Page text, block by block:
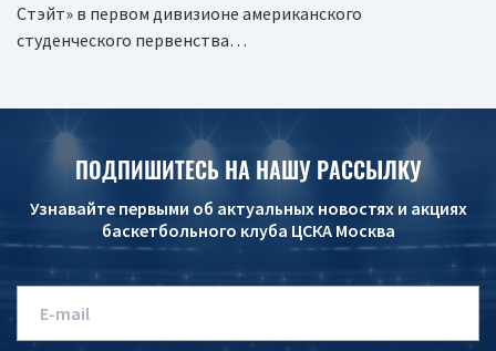
Стэйт» в первом дивизионе американского
студенческого первенства…
ПОДПИШИТЕСЬ НА НАШУ РАССЫЛКУ
Узнавайте первыми об актуальных новостях и акциях
баскетбольного клуба ЦСКА Москва